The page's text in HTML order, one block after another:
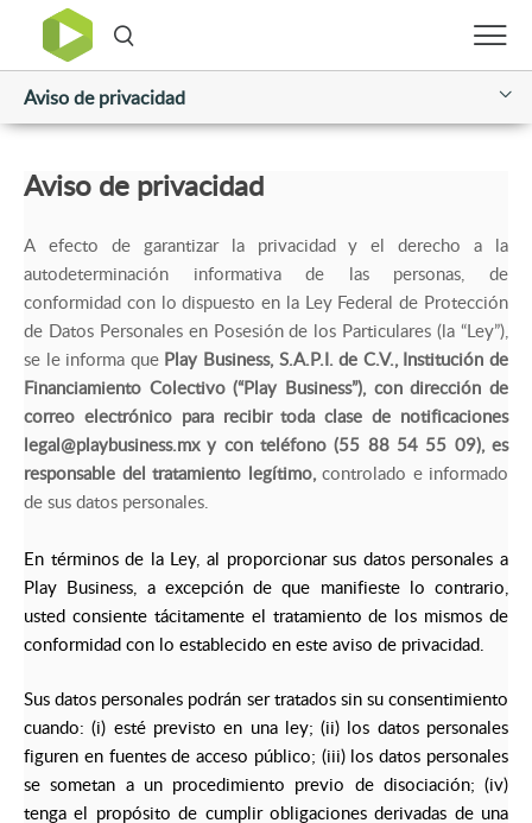
Aviso de privacidad
Aviso de privacidad
A efecto de garantizar la privacidad y el derecho a la
autodeterminación informativa de las personas, de
conformidad con lo dispuesto en la Ley Federal de Protección
de Datos Personales en Posesión de los Particulares (la “Ley”),
se le informa que Play Business, S.A.P.I. de C.V., Institución de
Financiamiento Colectivo (“Play Business”), con dirección de
correo electrónico para recibir toda clase de notificaciones
legal@playbusiness.mxy con teléfono (55 88 54 55 09), es
responsable del tratamiento legítimo,controlado e informado
de sus datos personales.
En términos de la Ley, al proporcionar sus datos personales a
Play Business, a excepción de que manifieste lo contrario,
usted consiente tácitamente el tratamiento de los mismos de
conformidad con lo establecido en este aviso de privacidad.
Sus datos personales podrán ser tratados sin su consentimiento
cuando: (i) esté previsto en una ley; (ii) los datos personales
figuren en fuentes de acceso público; (iii) los datos personales
se sometan a un procedimiento previo de disociación; (iv)
tenga el propósito de cumplir obligaciones derivadas de una